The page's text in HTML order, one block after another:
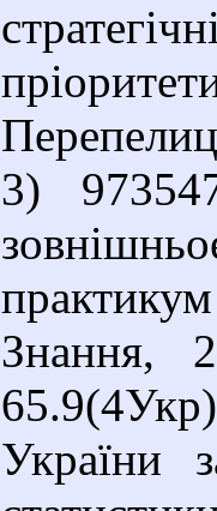
3)
Знання,
України